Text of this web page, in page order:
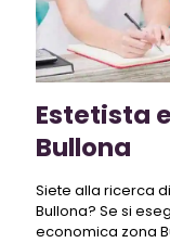
Estetista
Bullona
Siete alla ricerca
Bullona? Se si
economica zona